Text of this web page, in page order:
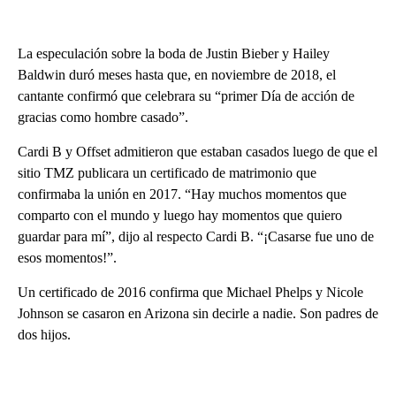
La especulación sobre la boda de Justin Bieber y Hailey
Baldwin duró meses hasta que, en noviembre de 2018, el
cantante confirmó que celebrara su “primer Día de acción de
gracias como hombre casado”.
Cardi B y Offset admitieron que estaban casados luego de que el
sitio TMZ publicara un certificado de matrimonio que
confirmaba la unión en 2017. “Hay muchos momentos que
comparto con el mundo y luego hay momentos que quiero
guardar para mí”, dijo al respecto Cardi B. “¡Casarse fue uno de
esos momentos!”.
Un certificado de 2016 confirma que Michael Phelps y Nicole
Johnson se casaron en Arizona sin decirle a nadie. Son padres de
dos hijos.